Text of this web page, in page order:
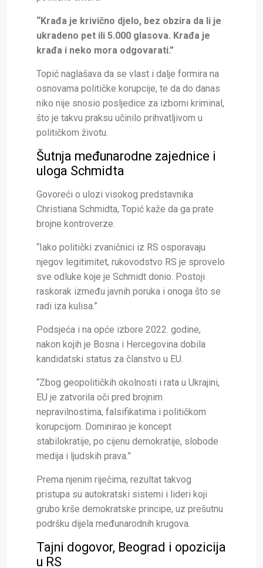
“Krađa je krivično djelo, bez obzira da li je
ukradeno pet ili 5.000 glasova. Krađa je
krađa i neko mora odgovarati.”
Topić naglašava da se vlast i dalje formira na
osnovama političke korupcije, te da do danas
niko nije snosio posljedice za izborni kriminal,
što je takvu praksu učinilo prihvatljivom u
političkom životu.
Šutnja međunarodne zajednice i
uloga Schmidta
Govoreći o ulozi visokog predstavnika
Christiana Schmidta, Topić kaže da ga prate
brojne kontroverze.
“Iako politički zvaničnici iz RS osporavaju
njegov legitimitet, rukovodstvo RS je sprovelo
sve odluke koje je Schmidt donio. Postoji
raskorak između javnih poruka i onoga što se
radi iza kulisa.”
Podsjeća i na opće izbore 2022. godine,
nakon kojih je Bosna i Hercegovina dobila
kandidatski status za članstvo u EU.
“Zbog geopolitičkih okolnosti i rata u Ukrajini,
EU je zatvorila oči pred brojnim
nepravilnostima, falsifikatima i političkom
korupcijom. Dominirao je koncept
stabilokratije, po cijenu demokratije, slobode
medija i ljudskih prava.”
Prema njenim riječima, rezultat takvog
pristupa su autokratski sistemi i lideri koji
grubo krše demokratske principe, uz prešutnu
podršku dijela međunarodnih krugova.
Tajni dogovor, Beograd i opozicija
u RS